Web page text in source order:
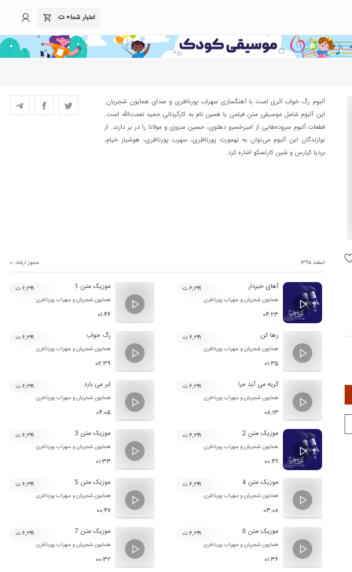
اعتبار شما:۰ت
آلبوم رگ خواب اثری است با آهنگسازی سهراب پورناظری و صدای همایون شجریان.
این آلبوم شامل موسیقی متن فیلمی با همین نام به کارگردانی حمید نعمت‌الله است.
قطعات آلبوم سروده‌هایی از امیرخسرو دهلوی، حسین منزوی و مولانا را در بر دارند. از
نوازندگان این آلبوم می‌توان به تهمورث پورناظری، سهرب پورناظری، هوشیار خیام،
بردیا کیارس و شین کارلسکو اشاره کرد.
اسفند ۱۳۹۵ مجوز ارشاد: ۰
آهای خبردار
همایون شجریانو سهراب پورناظری
۰۴:۲۳
۶,۲۹۹ ت موزیک متن 1
همایون شجریانو سهراب پورناظری
۰۱:۴۶
۶,۲۹۹ ت
رها کن
همایون شجریانو سهراب پورناظری
۰۱:۳۵
۶,۲۹۹ ت رگ خواب
همایون شجریانو سهراب پورناظری
۰۲:۳۹
۶,۲۹۹ ت
گریه می آید مرا
همایون شجریانو سهراب پورناظری
۰۸:۱۳
۶,۲۹۹ ت ابر می بارد
همایون شجریانو سهراب پورناظری
۰۴:۰۵
۶,۲۹۹ ت
موزیک متن 2
همایون شجریانو سهراب پورناظری
۰۰:۴۹
۶,۲۹۹ ت موزیک متن 3
همایون شجریانو سهراب پورناظری
۰۱:۳۳
۶,۲۹۹ ت
موزیک متن 4
همایون شجریانو سهراب پورناظری
۰۳:۰۸
۶,۲۹۹ ت موزیک متن 5
همایون شجریانو سهراب پورناظری
۰۰:۴۷
۶,۲۹۹ ت
موزیک متن 6
همایون شجریانو سهراب پورناظری
۰۱:۳۶
۶,۲۹۹ ت موزیک متن 7
همایون شجریانو سهراب پورناظری
۰۰:۳۲
۶,۲۹۹ ت